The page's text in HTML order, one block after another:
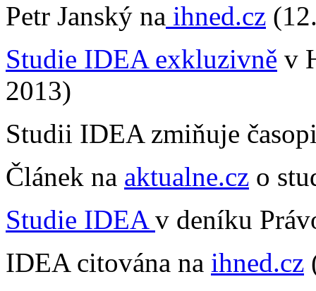
Petr Janský na ihned.cz
Studie IDEA exkluzivně v
2013)
Studii IDEA zmiňuje
Článek na aktualne.cz o
Studie IDEA v deníku
IDEA citována na ihned.cz